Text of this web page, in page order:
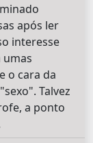
após ler
interesse
o cara da
Talvez
a ponto